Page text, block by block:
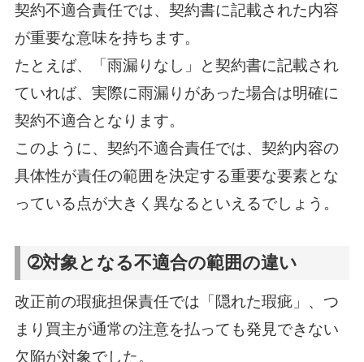
契約不適合責任では、契約書に記載された内容
が重要な意味を持ちます。
たとえば、「雨漏りなし」と契約書に記載され
ていれば、実際に雨漏りがあった場合は明確に
契約不適合となります。
このように、契約不適合責任では、契約内容の
具体性が責任の範囲を決定する重要な要素とな
っている点が大きく異なるといえるでしょう。
➁対象となる不適合の範囲の違い
改正前の瑕疵担保責任では「隠れた瑕疵」、つ
まり買主が通常の注意を払っても発見できない
欠陥が対象でした。